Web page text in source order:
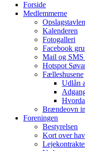
Forside
Medlemmerne
Opslagstavlen
Kalenderen
Fotogalleri
Facebook
Mail og SMS
Hotspot
Fælleshusene
Udlån
Brændeovn
Foreningen
Bestyrelsen
Kort over